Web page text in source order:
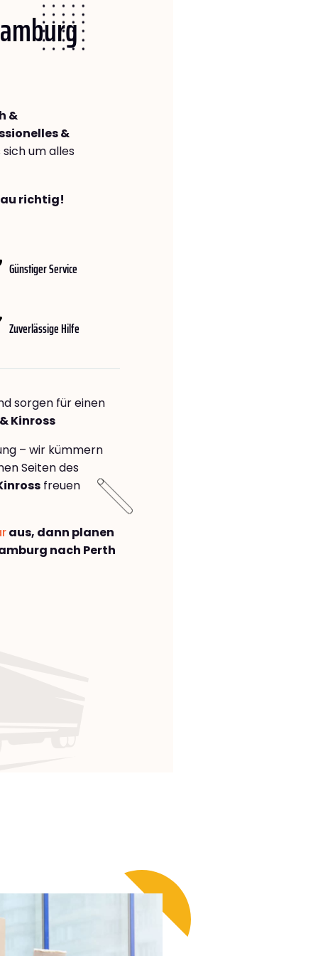
&
&
sich um alles
richtig!
Günstiger Service
Zuverlässige Hilfe
sorgen für einen
Kinross
– wir kümmern
Seiten des
freuen
aus, dann planen
nach Perth